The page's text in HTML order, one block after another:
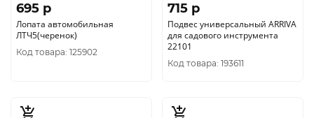
695 p
Лопата автомобильная
ЛТЧ5(черенок)
Код товара: 125902
715 p
Подвес универсальный ARRIVA
для садового инструмента
22101
Код товара: 193611